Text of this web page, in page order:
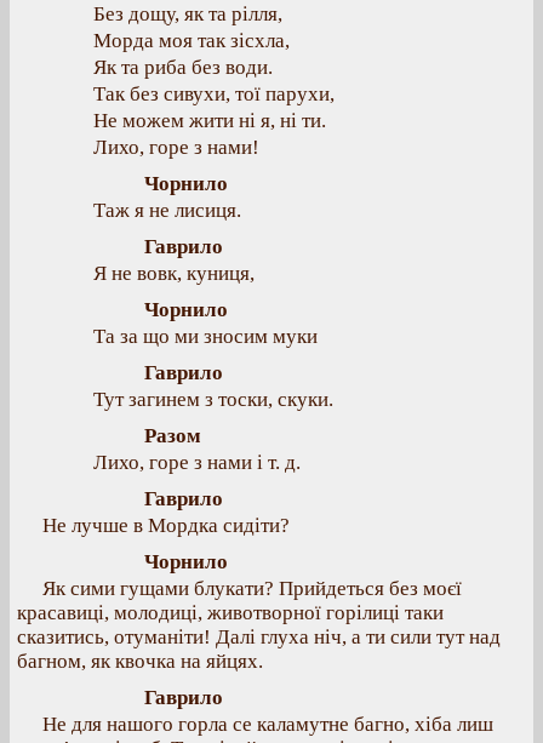
Без дощу, як та рілля,
Морда моя так зісхла,
Як та риба без води.
Так без сивухи, тої парухи,
Не можем жити ні я, ні ти.
Лихо, горе з нами!
Чорнило
Таж я не лисиця.
Гаврило
Я не вовк, куниця,
Чорнило
Та за що ми зносим муки
Гаврило
Тут загинем з тоски, скуки.
Разом
Лихо, горе з нами і т. д.
Гаврило
Не лучше в Мордка сидіти?
Чорнило
Як сими гущами блукати? Прийдеться без моєї
красавиці, молодиці, животворної горілиці таки
сказитись, отуманіти! Далі глуха ніч, а ти сили тут над
багном, як квочка на яйцях.
Гаврило
Не для нашого горла се каламутне багно, хіба лиш